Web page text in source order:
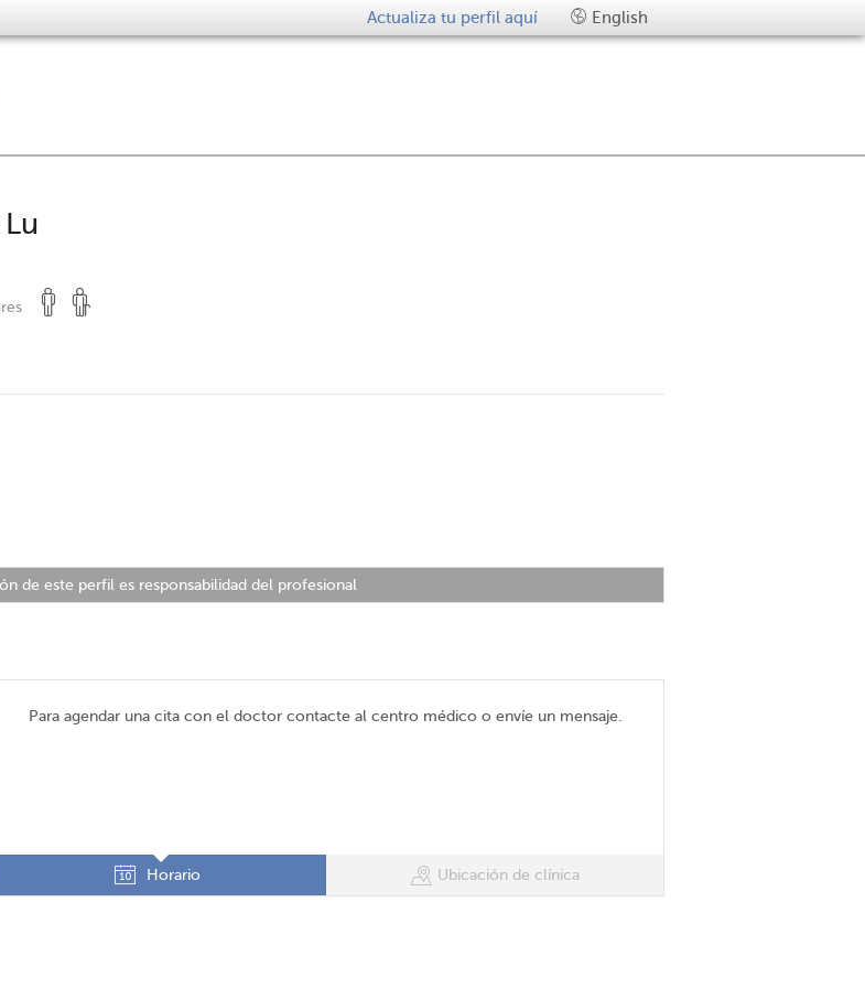
Actualiza tu perfil aquí English
de este perfil es responsabilidad del profesional
Para agendar una cita con el doctor contacte al centro médico o envíe un mensaje.
Horario Ubicación de clínica